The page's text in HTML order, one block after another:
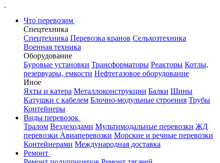
Что перевозим
Спецтехника
Спецтехника Перевозка кранов Сельхозтехника
Военная техника
Оборудование
Буровые установки Трансформаторы Реакторы Котлы,
резервуары, емкости Нефтегазовое оборудование
Иное
Яхты и катера Металлоконструкции Балки Шины
Катушки с кабелем Блочно-модульные строения Трубы
Контейнеры
Виды перевозок
Тралом Вездеходами Мультимодальные перевозки ЖД
перевозки Авиаперевозки Морские и речные перевозки
Контейнерами Международная доставка
Ремонт